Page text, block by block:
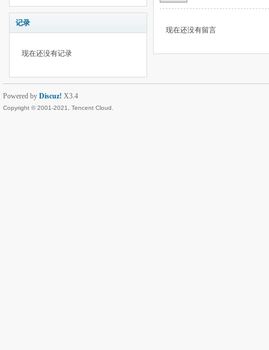
记录
现在还没有记录
现在还没有留言
Powered by Discuz! X3.4
Copyright © 2001-2021, Tencent Cloud.